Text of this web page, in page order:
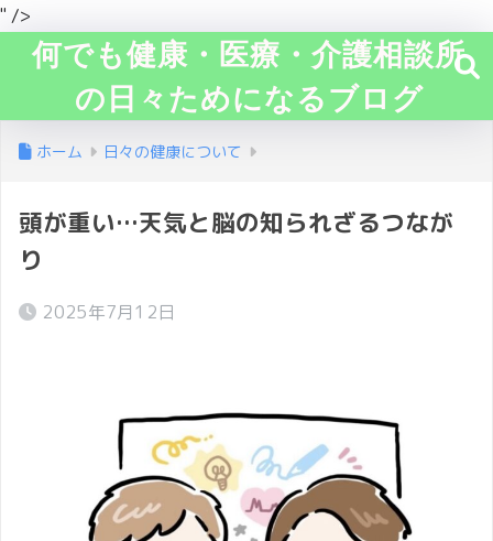
" />
何でも健康・医療・介護相談所
の日々ためになるブログ
ホーム 日々の健康について
頭が重い…天気と脳の知られざるつなが
り
2025年7月12日